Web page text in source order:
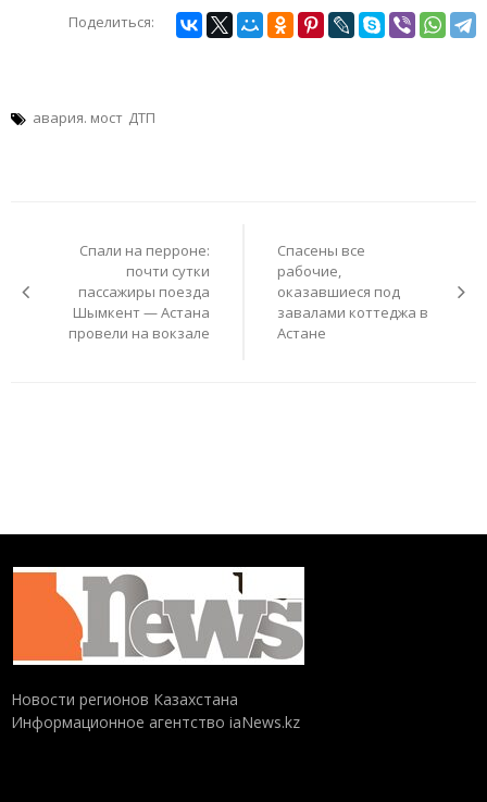
Поделиться:
авария. мост ДТП
записямСпали на перроне:
почти сутки
пассажиры поезда
Шымкент — Астана
провели на вокзале
Спасены все
рабочие,
оказавшиеся под
завалами коттеджа в
Астане
Новости регионов Казахстана
Информационное агентство iaNews.kz